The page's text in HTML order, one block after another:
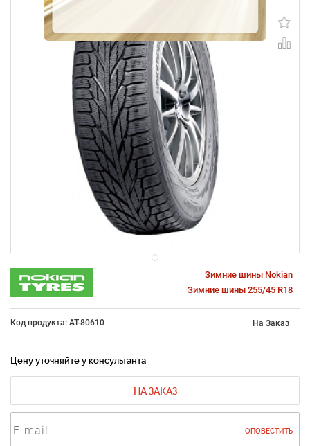
Зимние шины Nokian
Зимние шины 255/45 R18
Код продукта: AT-80610 На Заказ
Цену уточняйте у консультанта
НА ЗАКАЗ
ОПОВЕСТИТЬ